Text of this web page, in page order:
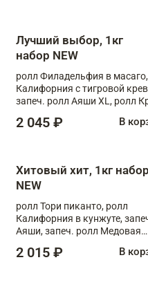
Лучший выбор, 1кг
набор NEW
ролл Филадельфия в
Калифорния с тигровой
запеч. ролл Аяши XL, ролл
2 045 ₽ В
Хитовый хит, 1кг набор
NEW
ролл Тори пиканто, ролл
Калифорния в кунжуте,
Аяши, запеч. ролл Медовая
чукой
2 015 ₽ В